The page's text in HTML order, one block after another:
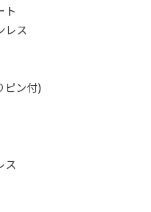
ト
レス
ピン付)
ス